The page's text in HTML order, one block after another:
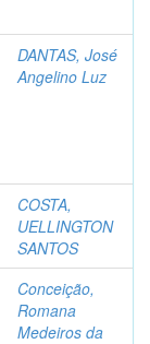
DANTAS, José
Angelino Luz
COSTA,
UELLINGTON
SANTOS
Conceição,
Romana
Medeiros da